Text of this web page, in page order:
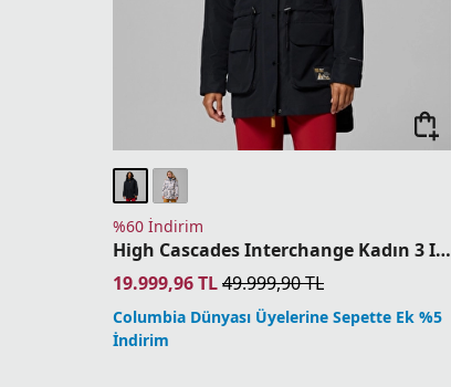
%60 İndirim
High Cascades Interchange Kadın 3 In 1 Mont
19.999,96TL49.999,90TL
Columbia Dünyası Üyelerine Sepette Ek %5
İndirim